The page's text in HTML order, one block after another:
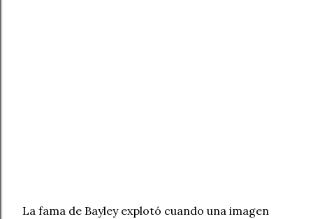
La fama de Bayley explotó cuando una imagen